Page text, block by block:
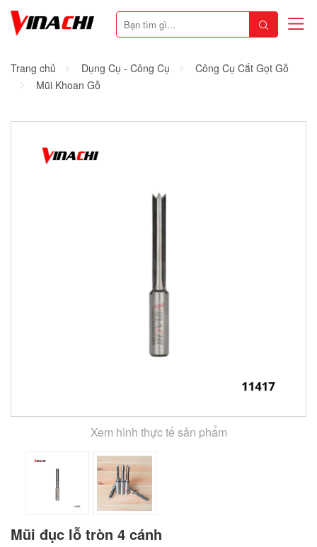
Trang chủ Dụng Cụ - Công Cụ
Công Cụ Cắt Gọt Gỗ
Mũi Khoan Gỗ
Xem hình thực tế sản phẩm
Mũi đục lỗ tròn 4 cánh